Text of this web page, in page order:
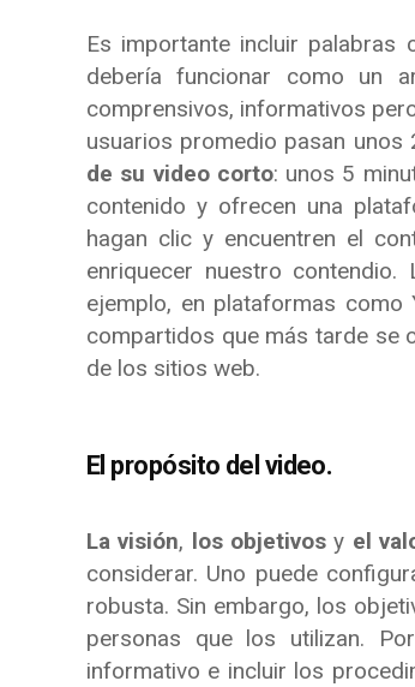
Es importante incluir palabras
debería funcionar como un
comprensivos, informativos
usuarios promedio pasan unos
de su video corto: unos 5
contenido y ofrecen una
hagan clic y encuentren el
enriquecer nuestro
ejemplo, en plataformas como
compartidos que más tarde se
de los sitios web.
El propósito del video.
La visión, los objetivos y el
considerar. Uno puede
robusta. Sin embargo, los
personas que los utilizan.
informativo e incluir los